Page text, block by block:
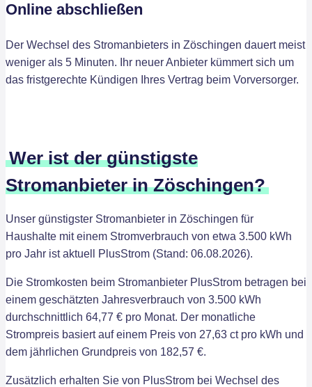
Online abschließen
Der Wechsel des Stromanbieters in Zöschingen dauert meist
weniger als 5 Minuten. Ihr neuer Anbieter kümmert sich um
das fristgerechte Kündigen Ihres Vertrag beim Vorversorger.
Wer ist der günstigste
Stromanbieter in Zöschingen?
Unser günstigster Stromanbieter in Zöschingen für
Haushalte mit einem Stromverbrauch von etwa 3.500 kWh
pro Jahr ist aktuell PlusStrom (Stand: 06.08.2026).
Die Stromkosten beim Stromanbieter PlusStrom betragen bei
einem geschätzten Jahresverbrauch von 3.500 kWh
durchschnittlich 64,77 € pro Monat. Der monatliche
Strompreis basiert auf einem Preis von 27,63 ct pro kWh und
dem jährlichen Grundpreis von 182,57 €.
Zusätzlich erhalten Sie von PlusStrom bei Wechsel des